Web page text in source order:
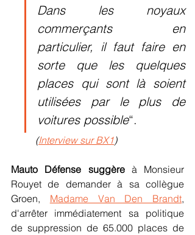
Dans les noyaux
commerçants en
particulier, il faut faire en
sorte que les quelques
places qui sont là soient
utilisées par le plus de
voitures possible“.
(Interview sur BX1)
Mauto Défense suggère à Monsieur
Rouyet de demander à sa collègue
Groen, Madame Van Den Brandt,
d'arrêter immédiatement sa politique
de suppression de 65.000 places de